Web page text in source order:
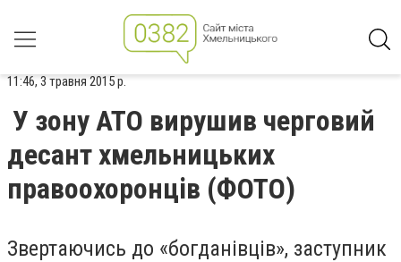
11:46, 3 травня 2015 р.
У зону АТО вирушив черговий
десант хмельницьких
правоохоронців (ФОТО)
Звертаючись до «богданівців», заступник